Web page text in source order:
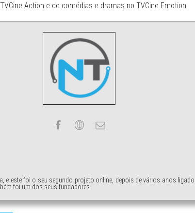
Action e de comédias e dramas no TVCine Emotion.
e este foi o seu segundo projeto online, depois de vários anos
foi um dos seus fundadores.